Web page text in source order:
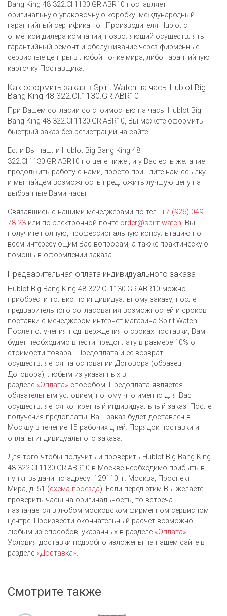
Bang King 48 322.CI.1130.GR.ABR10 поставляет
оригинальную упаковочную коробку, международный
гарантийный сертификат от Производителя Hublot c
отметкой дилера компании, позволяющий осуществлять
гарантийный ремонт и обслуживание через фирменные
сервисные центры в любой точке мира, либо гарантийную
карточку Поставщика.
Как оформить заказ в Spirit.Watch на часы Hublot Big
Bang King 48 322.CI.1130.GR.ABR10
При Вашем согласии со стоимостью на часы Hublot Big
Bang King 48 322.CI.1130.GR.ABR10, Вы можете оформить
быстрый заказ без регистрации на сайте.
Если Вы нашли Hublot Big Bang King 48
322.CI.1130.GR.ABR10 по цене ниже , и у Вас есть желание
продолжить работу с нами, просто пришлите нам ссылку
и мы найдем возможность предложить лучшую цену на
выбранные Вами часы.
Связавшись с нашими менеджерами по тел.: +7 (926) 049-
78-23 или по электронной почте order@spirit.watch, Вы
получите полную, профессиональную консультацию по
всем интересующим Вас вопросам, а также практическую
помощь в оформлении заказа.
Предварительная оплата индивидуального заказа
Hublot Big Bang King 48 322.CI.1130.GR.ABR10 можно
приобрести только по индивидуальному заказу, после
предварительного согласования возможностей и сроков
поставки с менеджером интернет-магазина Spirit.Watch.
После получения подтверждения о сроках поставки, Вам
будет необходимо внести предоплату в размере 10% от
стоимости товара . Предоплата и ее возврат
осуществляется на основании Договора (образец
Договора), любым из указанных в
разделе «Оплата» способом. Предоплата является
обязательным условием, потому что именно для Вас
осуществляется конкретный индивидуальный заказ. После
получения предоплаты, Ваш заказ будет доставлен в
Москву в течение 15 рабочих дней. Порядок поставки и
оплаты индивидуального заказа.
Для того чтобы получить и проверить Hublot Big Bang King
48 322.CI.1130.GR.ABR10 в Москве необходимо прибыть в
пункт выдачи по адресу: 129110, г. Москва, Проспект
Мира, д. 51 (схема проезда). Если перед этим Вы желаете
проверить часы на оригинальность, то встреча
назначается в любом московском фирменном сервисном
центре. Произвести окончательный расчет возможно
любым из cпособов, указанных в разделе «Оплата».
Условия доставки подробно изложены на нашем сайте в
разделе «Доставка».
Смотрите также